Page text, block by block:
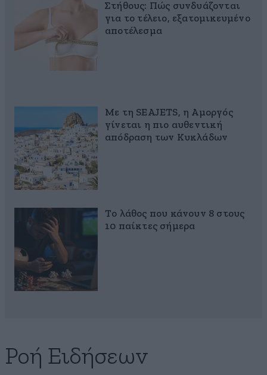
Στήθους: Πώς συνδυάζονται
για το τέλειο, εξατομικευμένο
αποτέλεσμα
Με τη SEAJETS, η Αμοργός
γίνεται η πιο αυθεντική
απόδραση των Κυκλάδων
Το λάθος που κάνουν 8 στους
10 παίκτες σήμερα
Ροή Ειδήσεων